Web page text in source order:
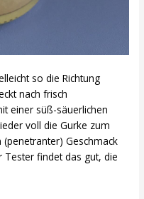
so die Richtung
nach frisch
einer süß-säuerlichen
voll die Gurke zum
Geschmack
Tester findet das gut, die